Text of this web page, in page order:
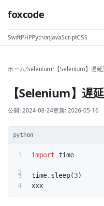
foxcode
SwiftPHPPythonJavaScriptCSS
ホーム/Selenium/ 【Selenium】遅
【Selenium】遅
公開:2024-08-24更新:2026-05-16
python
import time
time.sleep(3)
xxx